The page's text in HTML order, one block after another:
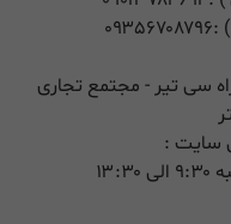
:۰۹۳۵۶۷۰۸۷۹۶
سی تیر - مجتمع تجاری
سایت :